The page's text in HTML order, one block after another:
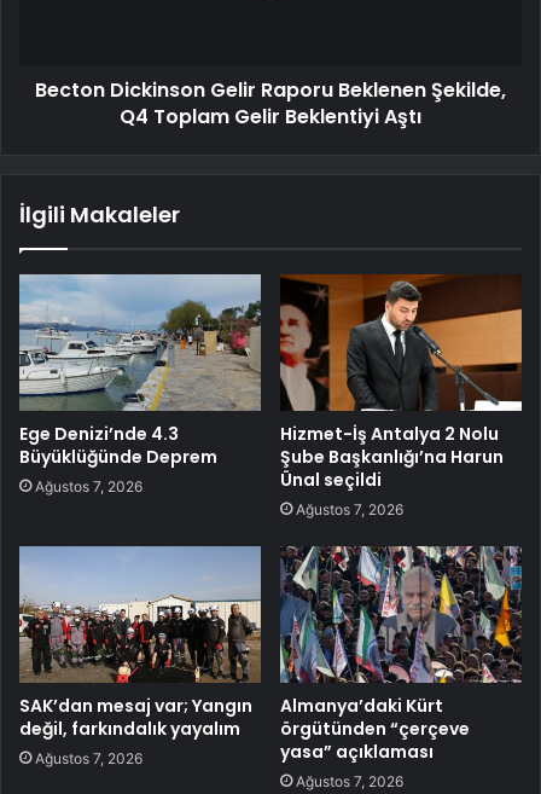
Becton Dickinson Gelir Raporu Beklenen Şekilde,
Q4 Toplam Gelir Beklentiyi Aştı
İlgili Makaleler
Ege Denizi’nde 4.3
Büyüklüğünde Deprem
Ağustos 7, 2026
Hizmet-İş Antalya 2 Nolu
Şube Başkanlığı’na Harun
Ünal seçildi
Ağustos 7, 2026
SAK’dan mesaj var; Yangın
değil, farkındalık yayalım
Ağustos 7, 2026
Almanya’daki Kürt
örgütünden “çerçeve
yasa” açıklaması
Ağustos 7, 2026